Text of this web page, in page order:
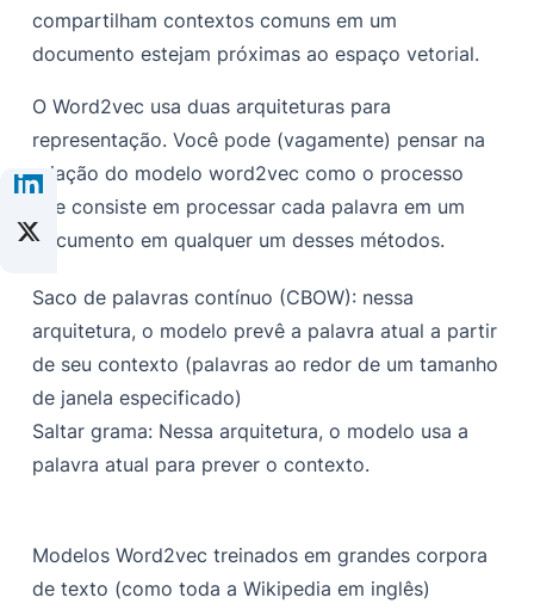
compartilham contextos comuns em um
documento estejam próximas ao espaço vetorial.
O Word2vec usa duas arquiteturas para
representação. Você pode (vagamente) pensar na
criação do modelo word2vec como o processo
que consiste em processar cada palavra em um
documento em qualquer um desses métodos.
Saco de palavras contínuo (CBOW): nessa
arquitetura, o modelo prevê a palavra atual a partir
de seu contexto (palavras ao redor de um tamanho
de janela especificado)
Saltar grama: Nessa arquitetura, o modelo usa a
palavra atual para prever o contexto.
Modelos Word2vec treinados em grandes corpora
de texto (como toda a Wikipedia em inglês)